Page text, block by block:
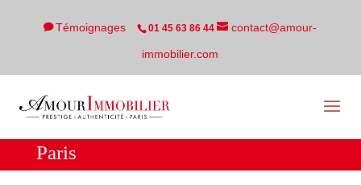
Témoignages 01 45 63 86 44 contact@amour-
immobilier.com
Paris